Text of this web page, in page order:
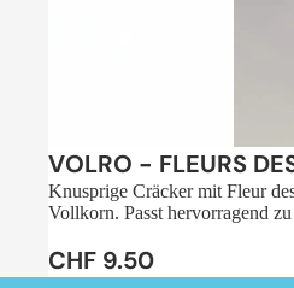
Sale
VOLRO - FLEURS
Knusprige Cräcker mit Fleur
Vollkorn. Passt hervorragend
CHF 9.50